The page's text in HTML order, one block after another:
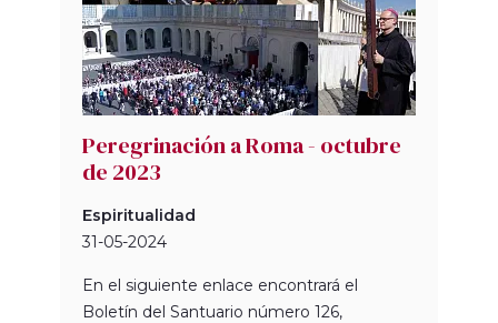
Peregrinación a Roma - octubre
de 2023
Espiritualidad
31-05-2024
En el siguiente enlace encontrará el
Boletín del Santuario número 126,